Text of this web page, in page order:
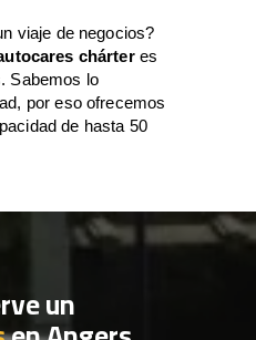
viaje de negocios?
chárteres
Sabemos lo
por eso ofrecemos
de hasta 50
un